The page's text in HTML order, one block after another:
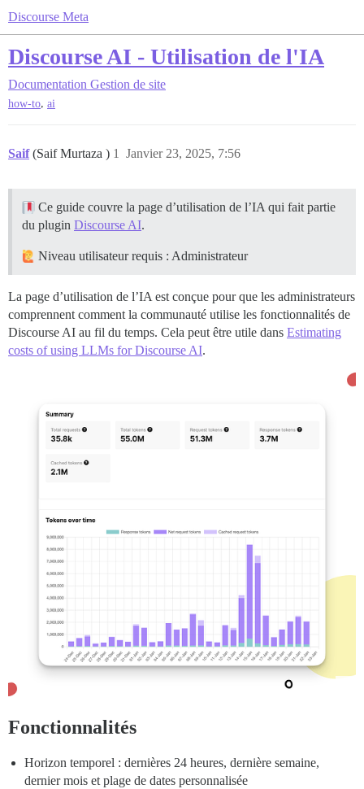
Discourse Meta
Discourse AI - Utilisation de l'IA
Documentation Gestion de site
how-to, ai
Saif (Saif Murtaza ) Janvier 23, 2025, 7:56
1
Ce guide couvre la page d’utilisation de l’IA qui fait partie
du plugin Discourse AI.
Niveau utilisateur requis : Administrateur
La page d’utilisation de l’IA est conçue pour que les administrateurs
comprennent comment la communauté utilise les fonctionnalités de
Discourse AI au fil du temps. Cela peut être utile dans Estimating
costs of using LLMs for Discourse AI.
Fonctionnalités
Horizon temporel : dernières 24 heures, dernière semaine,
dernier mois et plage de dates personnalisée